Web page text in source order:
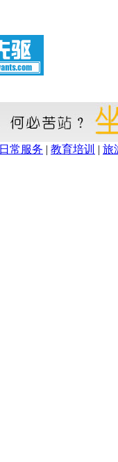
日常服务 | 教育培训 | 旅